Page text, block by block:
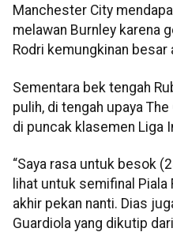
Manchester City
melawan Burnley karena
Rodri kemungkinan besar
Sementara bek tengah
pulih, di tengah upaya
di puncak klasemen Liga
“Saya rasa untuk besok
lihat untuk semifinal
akhir pekan nanti. Dias
Guardiola yang dikutip